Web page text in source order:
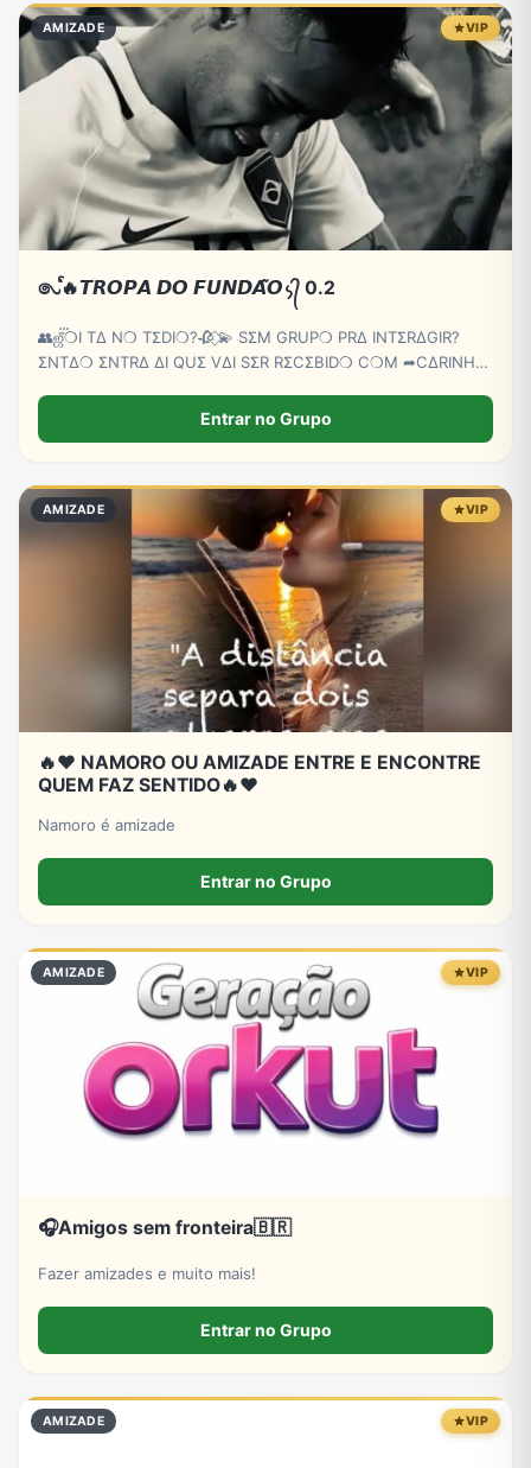
AMIZADE VIP
𑇢ᩘ🔥𝙏𝙍𝙊𝙋𝘼 𝘿𝙊 𝙁𝙐𝙉𝘿𝘼̃𝙊᭨᭄ 0.2
👥ஜீ‌‌‌‌፝❍I TΔ N❍ TΣDI❍?🥀 ⃟💫 SΣM GRUP❍ PRΔ INTΣRΔGIR?
ΣNTΔ❍ ΣNTRΔ ΔI QUΣ VΔI SΣR RΣCΣBID❍ C❍M ➦C∆RINH❍
Entrar no Grupo
AMIZADE VIP
🔥❤️ NAMORO OU AMIZADE ENTRE E ENCONTRE
QUEM FAZ SENTIDO🔥❤️
Namoro é amizade
Entrar no Grupo
AMIZADE VIP
🎧Amigos sem fronteira🇧🇷
Fazer amizades e muito mais!
Entrar no Grupo
AMIZADE VIP